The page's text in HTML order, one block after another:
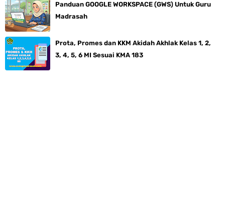
Panduan GOOGLE WORKSPACE (GWS) Untuk Guru
Madrasah
Prota, Promes dan KKM Akidah Akhlak Kelas 1, 2,
3, 4, 5, 6 MI Sesuai KMA 183